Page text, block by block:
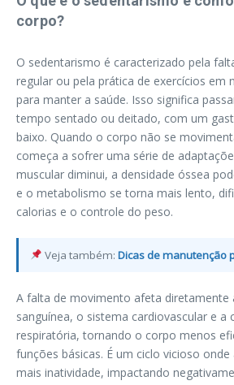
corpo?
O sedentarismo é caracterizado pela
regular ou pela prática de exercícios em
para manter a saúde. Isso significa
tempo sentado ou deitado, com um
baixo. Quando o corpo não se
começa a sofrer uma série de
muscular diminui, a densidade óssea
e o metabolismo se torna mais lento,
calorias e o controle do peso.
Veja também:Dicas de manutenção
A falta de movimento afeta diretamente
sanguínea, o sistema cardiovascular e a
respiratória, tornando o corpo menos
funções básicas. É um ciclo vicioso onde
mais inatividade, impactando